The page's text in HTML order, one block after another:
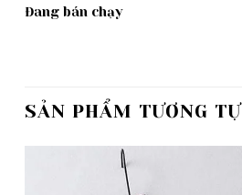
Đang bán chạy
SẢN PHẨM TƯƠNG TỰ